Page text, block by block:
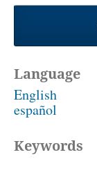
Language
English
español
Keywords